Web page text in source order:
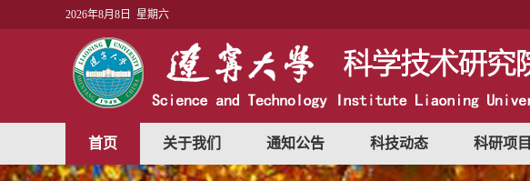
2026年8月8日 星期六
首页 关于我们 通知公告 科技动态 科研项目